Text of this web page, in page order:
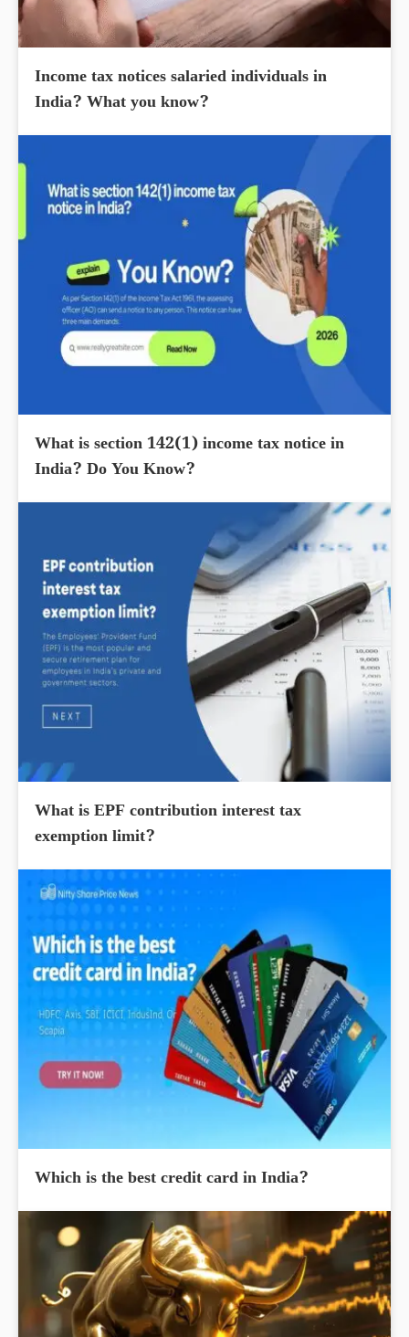
Income tax notices salaried individuals in
India? What you know?
What is section 142(1) income tax notice in
India? Do You Know?
What is EPF contribution interest tax
exemption limit?
Which is the best credit card in India?